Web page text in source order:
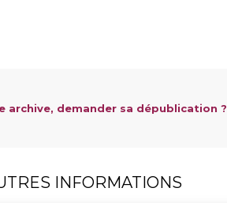
archive, demander sa dépublication ?
INFORMATIONS